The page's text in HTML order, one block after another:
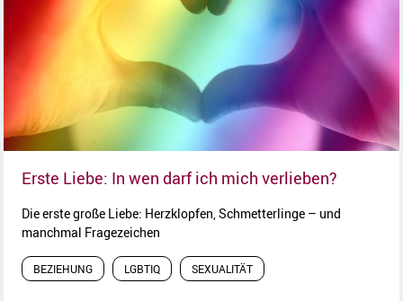
Erste Liebe: In wen darf ich mich verlieben?
Die erste große Liebe: Herzklopfen, Schmetterlinge – und
manchmal Fragezeichen
BEZIEHUNG LGBTIQ SEXUALITÄT